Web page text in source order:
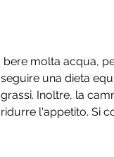
seguire una dieta
grassi. Inoltre, la
ridurre l'appetito. Si